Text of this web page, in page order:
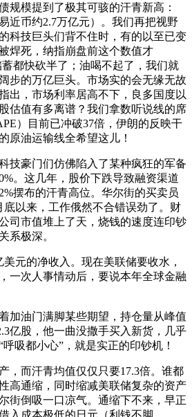
规模提到了极其可骇的汗青新高：
近币约2.7万亿元）。我们再把视野
科技巨头们背不住时，有的以至已变
焊死，纳指崩盘前这个数值才
都快砍半了；油喝不起了，我们就
步的万亿巨头。市场实的会无缘无故
出，市场利率居高不下，良多国度以
估值有多离谱？我们拿数听说线的席
）目前已冲破37倍，伊朗的反映干
原油运输线全希望这儿！
豪门们仿佛陷入了某种疯狂的军备
。这几年，股价下跌导致融资渠道
摆布的汗青高位。华尔街的买卖员
以来，工作俄然不合错误劲了。财
司市值堆上了天，烧钱的速度连印钞
系极深。
元的净收入。现在美联储要收水，
一次人事情动后，要说本年全球金融
油门满脚某些期望，持仓量从峰值
亿股，他一曲没撒手买入新货，几乎
吸都小心”，就是实正的印钞机！
而汗青均值仅仅只要17.3倍。谁都
高通缩，同时缩减美联储复杂的资产
街倒吸一口凉气。通缩下不来，早正